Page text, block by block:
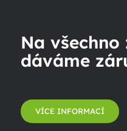
Na všechno
dáváme
VÍCE INFORMACÍ